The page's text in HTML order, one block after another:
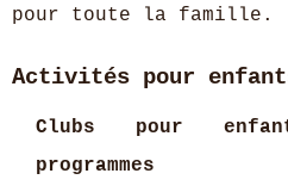
pour toute la famille.
Activités pour
Clubs pour
programmes